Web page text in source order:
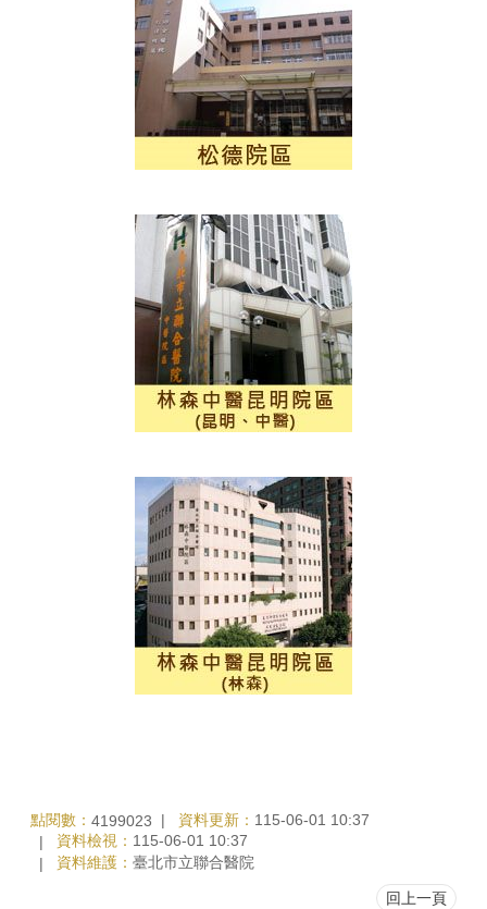
點閱數： 4199023 資料更新： 115-06-01 10:37
資料檢視： 115-06-01 10:37
資料維護： 臺北市立聯合醫院
回上一頁